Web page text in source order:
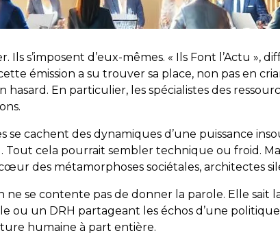
s’imposent d’eux-mêmes. « Ils Font l’Actu »,
émission a su trouver sa place, non pas en
hasard. En particulier, les spécialistes des
se cachent des dynamiques d’une puissance
cela pourrait sembler technique ou froid.
des métamorphoses sociétales, architectes
se contente pas de donner la parole. Elle
un DRH partageant les échos d’une
humaine à part entière.